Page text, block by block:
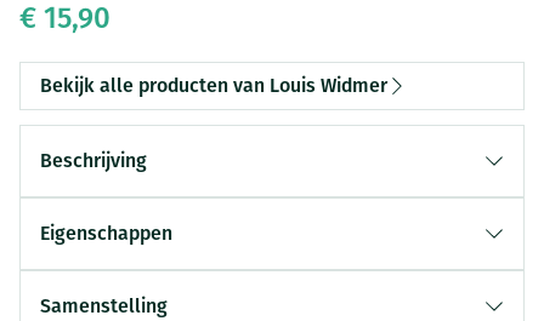
€ 15,90
Bekijk alle producten van Louis Widmer
Beschrijving
Eigenschappen
Samenstelling